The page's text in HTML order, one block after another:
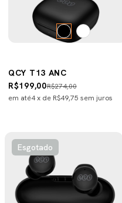
QCY T13 ANC
R$274,00
R$199,00
em até4x de R$49,75 sem juros
Esgotado